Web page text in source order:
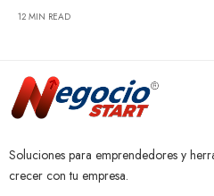
12 MIN READ
Soluciones para emprendedores y
crecer con tu empresa.